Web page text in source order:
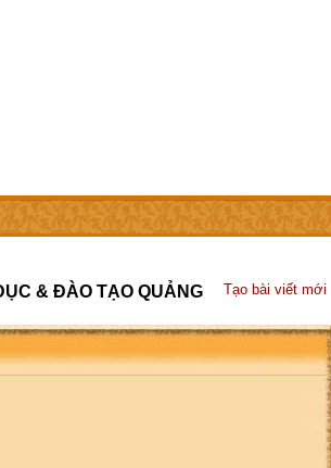
CÁC TRANG TRỰC THUỘC
Tạo bài viết mới
& ĐÀO TẠO QUẢNG